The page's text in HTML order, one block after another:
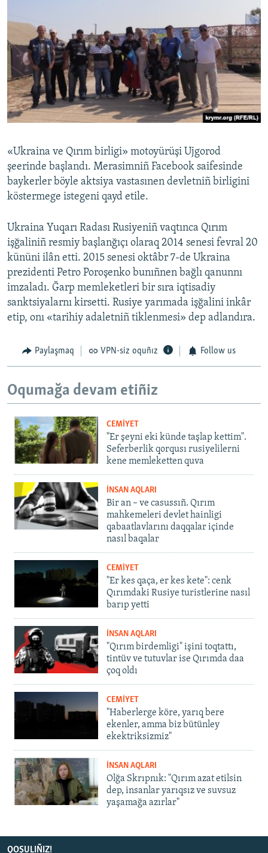
«Ukraina ve Qırım birligi» motoyürüşi Ujgorod
şeerinde başlandı. Merasimniñ Facebook saifesinde
baykerler böyle aktsiya vastasınen devletniñ birligini
köstermege istegeni qayd etile.
Ukraina Yuqarı Radası Rusiyeniñ vaqtınca Qırım
işğaliniñ resmiy başlanğıçı olaraq 2014 senesi fevral 20
kününi ilân etti. 2015 senesi oktâbr 7-de Ukraina
prezidenti Petro Poroşenko bunıñnen bağlı qanunnı
imzaladı. Ğarp memleketleri bir sıra iqtisadiy
sanktsiyalarnı kirsetti. Rusiye yarımada işğalini inkâr
etip, onı «tarihiy adaletniñ tiklenmesi» dep adlandıra.
Paylaşmaq VPN-siz oquñız Follow us
Oqumağa devam etiñiz
CEMİYET
"Er şeyni eki künde taşlap kettim".
Seferberlik qorqusı rusiyelilerni
kene memleketten quva
İNSAN AQLARI
Bir an – ve casussıñ. Qırım
mahkemeleri devlet hainligi
qabaatlavlarını daqqalar içinde
nasıl baqalar
CEMİYET
"Er kes qaça, er kes kete": cenk
Qırımdaki Rusiye turistlerine nasıl
barıp yetti
İNSAN AQLARI
"Qırım birdemligi" işini toqtattı,
tintüv ve tutuvlar ise Qırımda daa
çoq oldı
CEMİYET
"Haberlerge köre, yarıq bere
ekenler, amma biz bütünley
ekektriksizmiz"
İNSAN AQLARI
Olğa Skrıpnık: "Qırım azat etilsin
dep, insanlar yarıqsız ve suvsuz
yaşamağa azırlar"
QOŞULIÑIZ!